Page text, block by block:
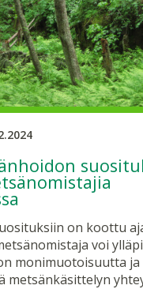
on koottu
voi
monimuotoisuutta
metsänkäsittelyn